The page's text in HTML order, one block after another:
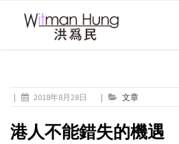
| 2018年8月28日 | 文章
港人不能錯失的機遇